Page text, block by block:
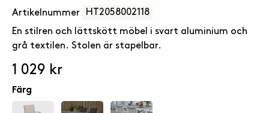
Artikelnummer HT2058002118
En stilren och lättskött möbel i svart aluminium och
grå textilen. Stolen är stapelbar.
1 029 kr
Färg